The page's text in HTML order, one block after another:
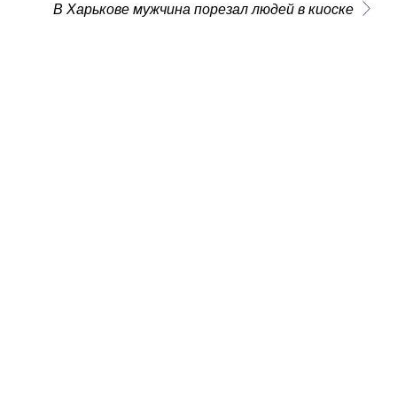
В Харькове мужчина порезал людей в киоске